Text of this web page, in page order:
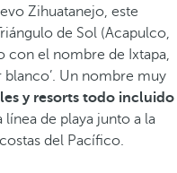
Zihuatanejo, este
de Sol (Acapulco,
con el nombre de Ixtapa,
blanco’. Un nombre muy
y resorts todo incluido
de playa junto a la
del Pacífico.